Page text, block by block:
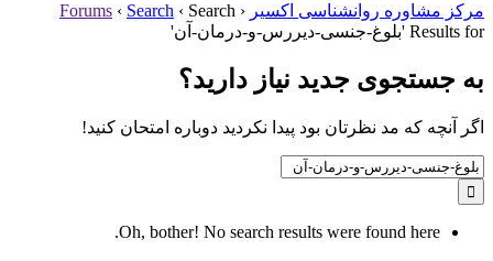
مرکز مشاوره روانشناسی اکسیر ‹
Forums ‹ Search ‹ Search
Results for 'بلوغ-جنسی-دیررس-و-درمان-آن'
به جستجوی جديد نياز داريد؟
اگر آنچه که مد نظرتان بود پیدا نکردید دوباره امتحان کنید!
Search
for:
Oh, bother! No search results were found here.